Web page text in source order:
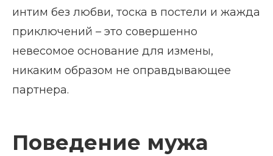
интим без любви, тоска в постели и жажда
приключений – это совершенно
невесомое основание для измены,
никаким образом не оправдывающее
партнера.
Поведение мужа